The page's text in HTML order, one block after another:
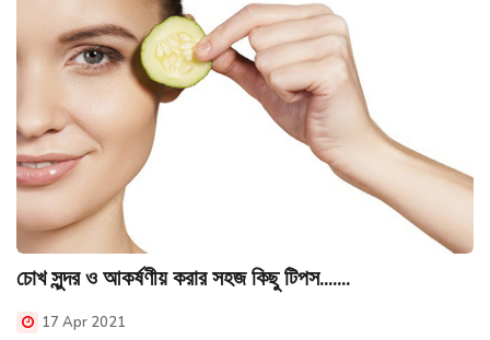
চোখ সুন্দর ও আকর্ষণীয় করার সহজ কিছু টিপস.......
17 Apr 2021